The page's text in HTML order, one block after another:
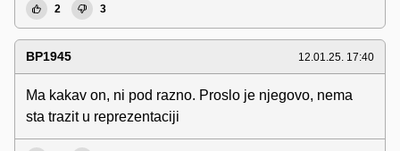
2 3
BP1945 12.01.25. 17:40
Ma kakav on, ni pod razno. Proslo je njegovo, nema
sta trazit u reprezentaciji